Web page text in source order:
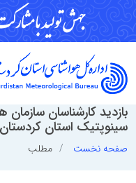
بازدید کارشناسان
سینوپتیک استان کردستان
صفحه نخست مطلب